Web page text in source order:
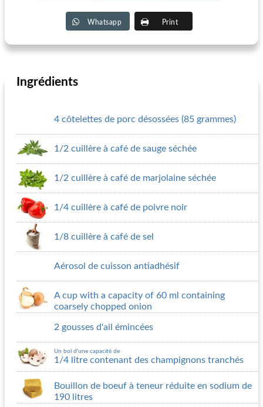
Whatsapp Print
Ingrédients
4 côtelettes de porc désossées (85 grammes)
1/2 cuillère à café de sauge séchée
1/2 cuillère à café de marjolaine séchée
1/4 cuillère à café de poivre noir
1/8 cuillère à café de sel
Aérosol de cuisson antiadhésif
A cup with a capacity of 60 ml containing
coarsely chopped onion
2 gousses d'ail émincées
Un bol d'une capacité de
1/4 litre contenant des champignons tranchés
Bouillon de boeuf à teneur réduite en sodium de
190 litres